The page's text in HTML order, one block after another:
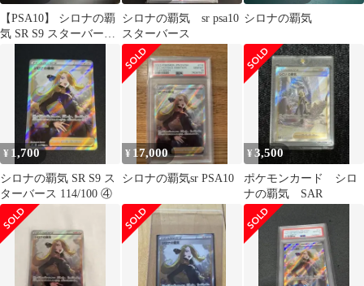
【PSA10】 シロナの覇
気 SR S9 スターバース
シロナの覇気 sr psa10
スターバース
シロナの覇気
¥ 1,700
シロナの覇気 SR S9 ス
ターバース 114/100 ④
¥ 17,000
シロナの覇気sr PSA10
¥3,500
ポケモンカード シロ
ナの覇気 SAR